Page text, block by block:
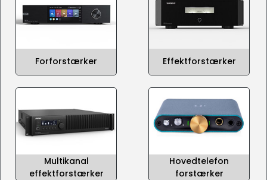
Forforstærker Effektforstærker
Multikanal
effektforstærker
Hovedtelefon
forstærker